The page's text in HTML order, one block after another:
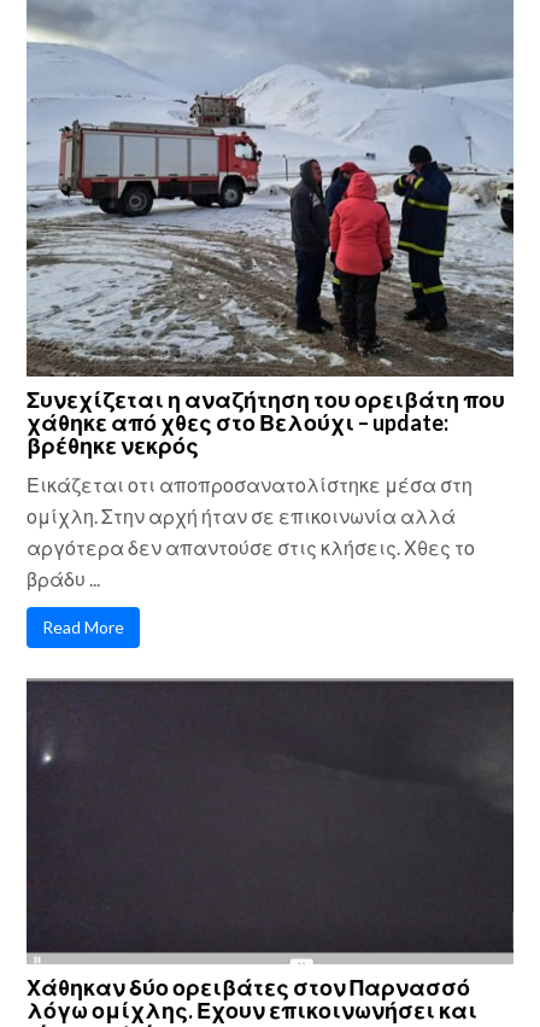
Συνεχίζεται η αναζήτηση του ορειβάτη που
χάθηκε από χθες στο Βελούχι – update:
βρέθηκε νεκρός
Εικάζεται οτι αποπροσανατολίστηκε μέσα στη
ομίχλη. Στην αρχή ήταν σε επικοινωνία αλλά
αργότερα δεν απαντούσε στις κλήσεις. Χθες το
βράδυ ...
Read More
Χάθηκαν δύο ορειβάτες στον Παρνασσό
λόγω ομίχλης. Εχουν επικοινωνήσει και